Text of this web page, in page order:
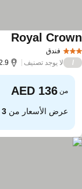
فندق
Royal
لا يوجد تصنيف 2.9 كم إلى وسط المدينة
من
عرض الأسعار من3 مواقع